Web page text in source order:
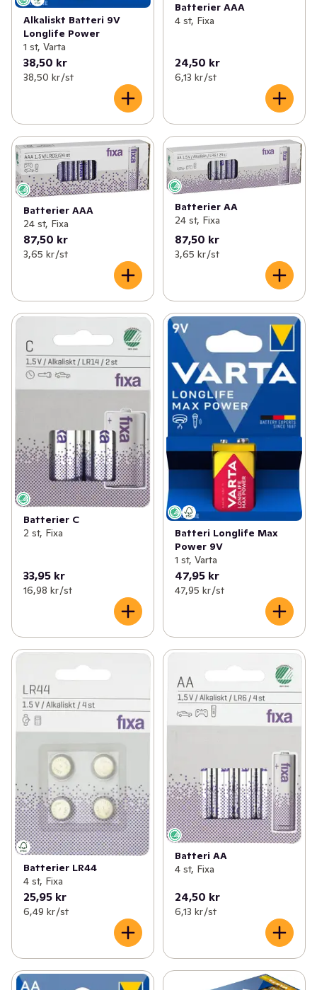
Alkaliskt Batteri 9V
Longlife Power
1 st, Varta
38,50 kr
38,50 kr /st
Batterier AAA
4 st, Fixa
24,50 kr
6,13 kr /st
Batterier AAA
24 st, Fixa
87,50 kr
3,65 kr /st
Batterier AA
24 st, Fixa
87,50 kr
3,65 kr /st
Batterier C
2 st, Fixa
33,95 kr
16,98 kr /st
Batteri Longlife Max
Power 9V
1 st, Varta
47,95 kr
47,95 kr /st
Batterier LR44
4 st, Fixa
25,95 kr
6,49 kr /st
Batteri AA
4 st, Fixa
24,50 kr
6,13 kr /st